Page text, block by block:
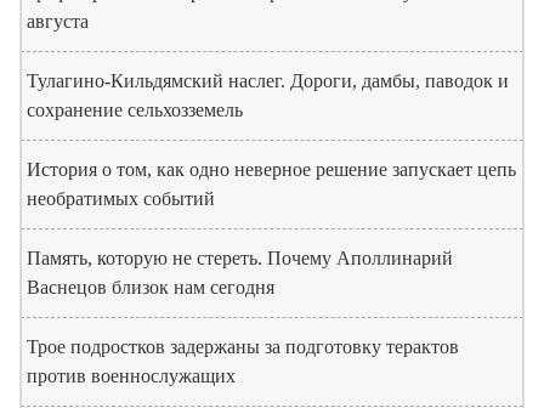
августа
Тулагино-Кильдямский наслег. Дороги, дамбы, паводок и
сохранение сельхозземель
История о том, как одно неверное решение запускает цепь
необратимых событий
Память, которую не стереть. Почему Аполлинарий
Васнецов близок нам сегодня
Трое подростков задержаны за подготовку терактов
против военнослужащих